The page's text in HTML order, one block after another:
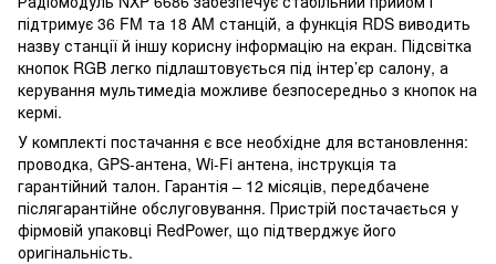
підтримує 36 FM та 18 AM станцій, а функція RDS виводить
назву станції й іншу корисну інформацію на екран. Підсвітка
кнопок RGB легко підлаштовується під інтер’єр салону, а
керування мультимедіа можливе безпосередньо з кнопок на
кермі.
У комплекті постачання є все необхідне для встановлення:
проводка, GPS-антена, Wi-Fi антена, інструкція та
гарантійний талон. Гарантія – 12 місяців, передбачене
післягарантійне обслуговування. Пристрій постачається у
фірмовій упаковці RedPower, що підтверджує його
оригінальність.